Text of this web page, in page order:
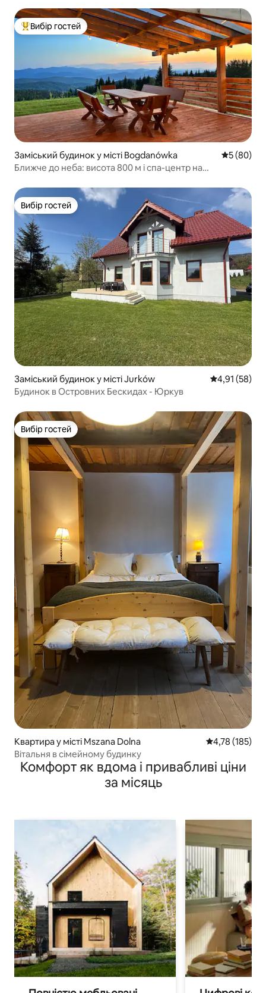
Топ вибір гостей
Вибір гостей
Заміський будинок у місті Bogdanówka Середня
5 (80)
Ближче до неба: висота 800 м і спа-центр на
Вибір гостей
Вибір гостей
Заміський будинок у місті Jurków Середня
4,91 (58)
Будинок в Островних Бескидах - Юркув
Вибір гостей
Вибір гостей
Квартира у місті Mszana Dolna Середня
4,78 (185)
Вітальня в сімейному будинку
Комфорт як вдома і привабливі ціни
за місяць